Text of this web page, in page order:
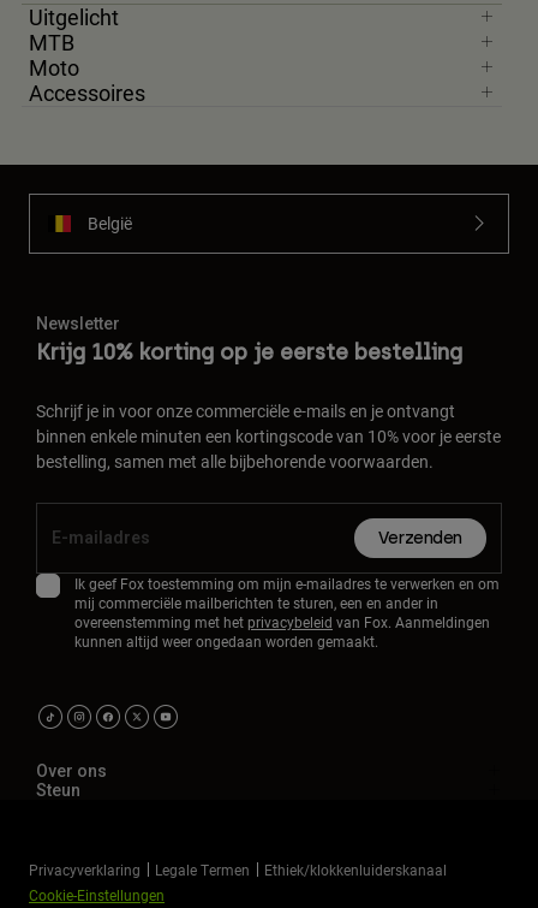
Uitgelicht
MTB
Moto
Accessoires
België
Newsletter
Krijg 10% korting op je eerste bestelling
Schrijf je in voor onze commerciële e-mails en je ontvangt
binnen enkele minuten een kortingscode van 10% voor je eerste
bestelling, samen met alle bijbehorende voorwaarden.
Verzenden
Ik geef Fox toestemming om mijn e-mailadres te verwerken en om
mij commerciële mailberichten te sturen, een en ander in
overeenstemming met het privacybeleid van Fox. Aanmeldingen
kunnen altijd weer ongedaan worden gemaakt.
Over ons
Steun
Privacyverklaring Legale Termen
Ethiek/klokkenluiderskanaal
Cookie-Einstellungen